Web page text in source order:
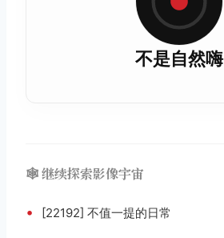
不是自然嗨
🕸️ 继续探索影像宇宙
• [22192] 不值一提的日常